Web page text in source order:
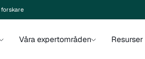
forskare
Våra expertområden Resurser